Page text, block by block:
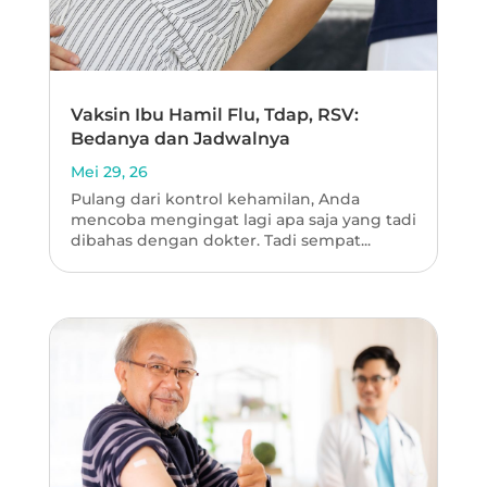
Vaksin Ibu Hamil Flu, Tdap, RSV:
Bedanya dan Jadwalnya
Mei 29, 26
Pulang dari kontrol kehamilan, Anda
mencoba mengingat lagi apa saja yang tadi
dibahas dengan dokter. Tadi sempat...